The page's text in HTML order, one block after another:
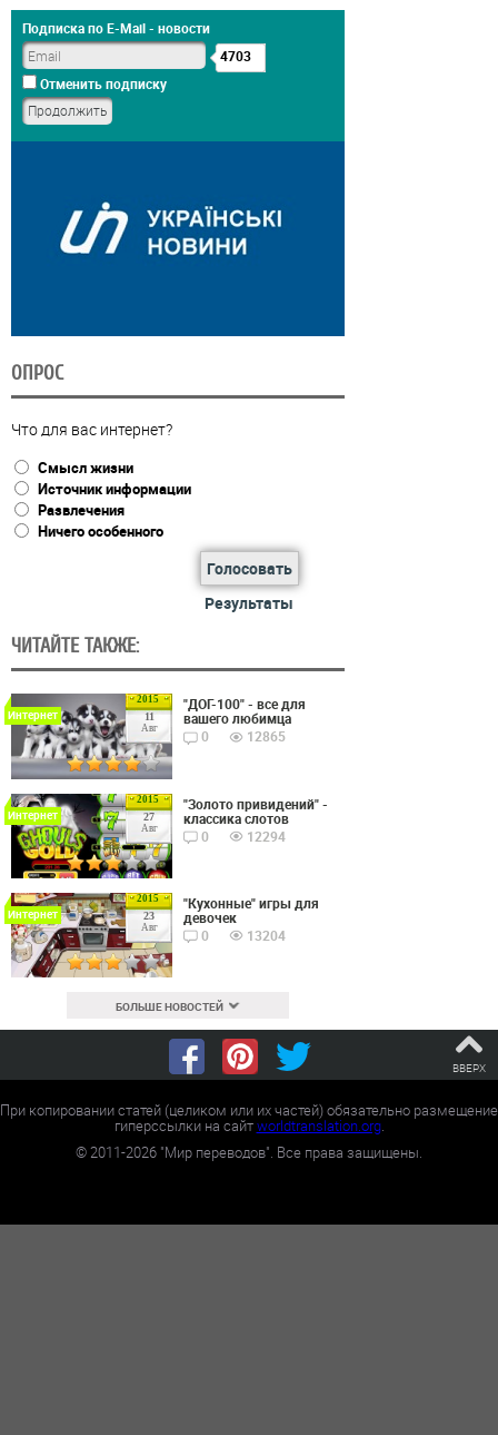
Подписка по E-Mail - новости
4703
Отменить подписку
ОПРОС
Что для вас интернет?
Смысл жизни
Источник информации
Развлечения
Ничего особенного
Голосовать
Результаты
ЧИТАЙТЕ ТАКЖЕ:
2015
11
Авг
Интернет
"ДОГ-100" - все для
вашего любимца
0
12865
2015
27
Авг
Интернет
"Золото привидений" -
классика слотов
0
12294
2015
23
Авг
Интернет
"Кухонные" игры для
девочек
0
13204
БОЛЬШЕ НОВОСТЕЙ
ВВЕРХ
При копировании статей (целиком или их частей) обязательно размещение
гиперссылки на сайтworldtranslation.org.
©2011-2026 "Мир переводов". Все права защищены.